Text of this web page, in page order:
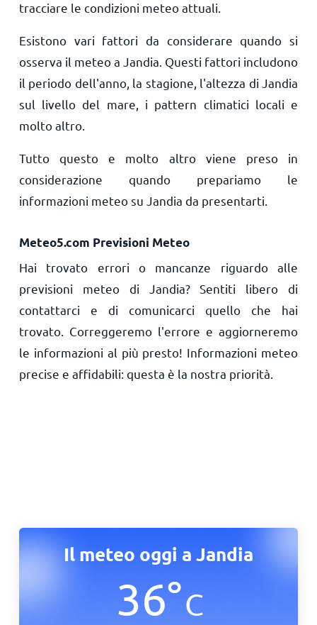
tracciare le condizioni meteo attuali.
Esistono vari fattori da considerare quando si
osserva il meteo a Jandia. Questi fattori includono
il periodo dell'anno, la stagione, l'altezza di Jandia
sul livello del mare, i pattern climatici locali e
molto altro.
Tutto questo e molto altro viene preso in
considerazione quando prepariamo le
informazioni meteo su Jandia da presentarti.
Meteo5.com Previsioni Meteo
Hai trovato errori o mancanze riguardo alle
previsioni meteo di Jandia? Sentiti libero di
contattarci e di comunicarci quello che hai
trovato. Correggeremo l'errore e aggiorneremo
le informazioni al più presto! Informazioni meteo
precise e affidabili: questa è la nostra priorità.
Il meteo oggi a Jandia
36°C